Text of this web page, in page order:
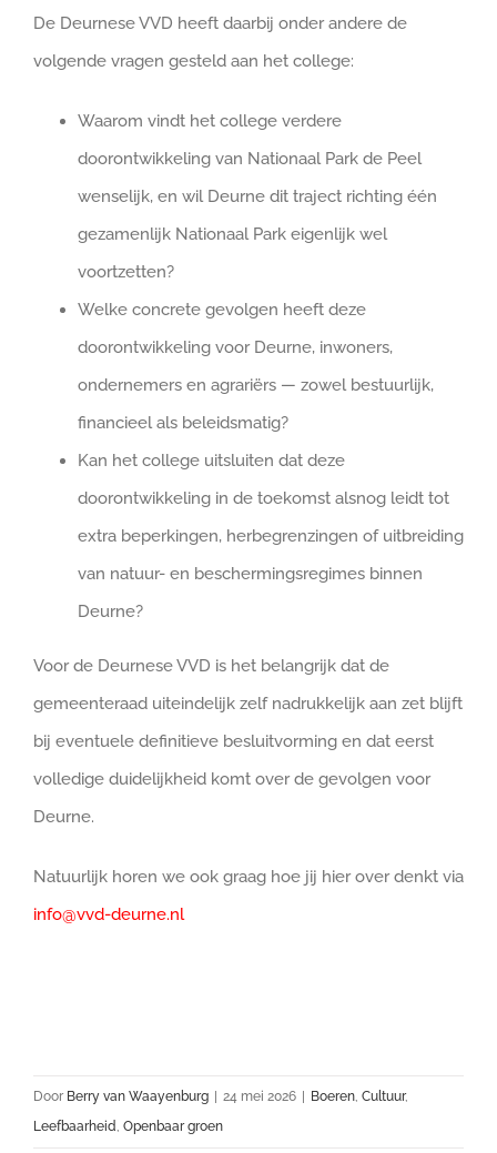
De Deurnese VVD heeft daarbij onder andere de
volgende vragen gesteld aan het college:
Waarom vindt het college verdere
doorontwikkeling van Nationaal Park de Peel
wenselijk, en wil Deurne dit traject richting één
gezamenlijk Nationaal Park eigenlijk wel
voortzetten?
Welke concrete gevolgen heeft deze
doorontwikkeling voor Deurne, inwoners,
ondernemers en agrariërs — zowel bestuurlijk,
financieel als beleidsmatig?
Kan het college uitsluiten dat deze
doorontwikkeling in de toekomst alsnog leidt tot
extra beperkingen, herbegrenzingen of uitbreiding
van natuur- en beschermingsregimes binnen
Deurne?
Voor de Deurnese VVD is het belangrijk dat de
gemeenteraad uiteindelijk zelf nadrukkelijk aan zet blijft
bij eventuele definitieve besluitvorming en dat eerst
volledige duidelijkheid komt over de gevolgen voor
Deurne.
Natuurlijk horen we ook graag hoe jij hier over denkt via
info@vvd-deurne.nl
Door Berry van Waayenburg | 24 mei 2026 | Boeren Cultuur,
Leefbaarheid Openbaar groen